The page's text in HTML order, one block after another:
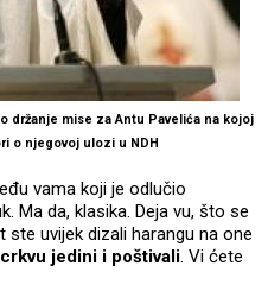
držanje mise za Antu Pavelića na kojoj
o njegovoj ulozi u NDH
vama koji je odlučio
Ma da, klasika. Deja vu, što se
uvijek dizali harangu na one
jedini i poštivali. Vi ćete